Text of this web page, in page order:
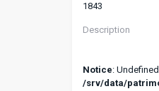
1843
Description
Notice:
/srv/data/